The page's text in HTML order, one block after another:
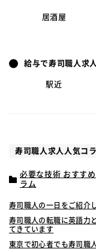
居酒屋
給与で寿司職人求
駅近
寿司職人求人人気コ
必要な技術 おすす
ラム
寿司職人の一日をご紹介
寿司職人の転職に英語力
てきています
東京で初心者でも寿司職